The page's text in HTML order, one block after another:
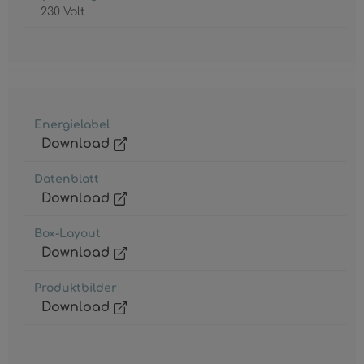
230 Volt
Energielabel
Download
Datenblatt
Download
Box-Layout
Download
Produktbilder
Download